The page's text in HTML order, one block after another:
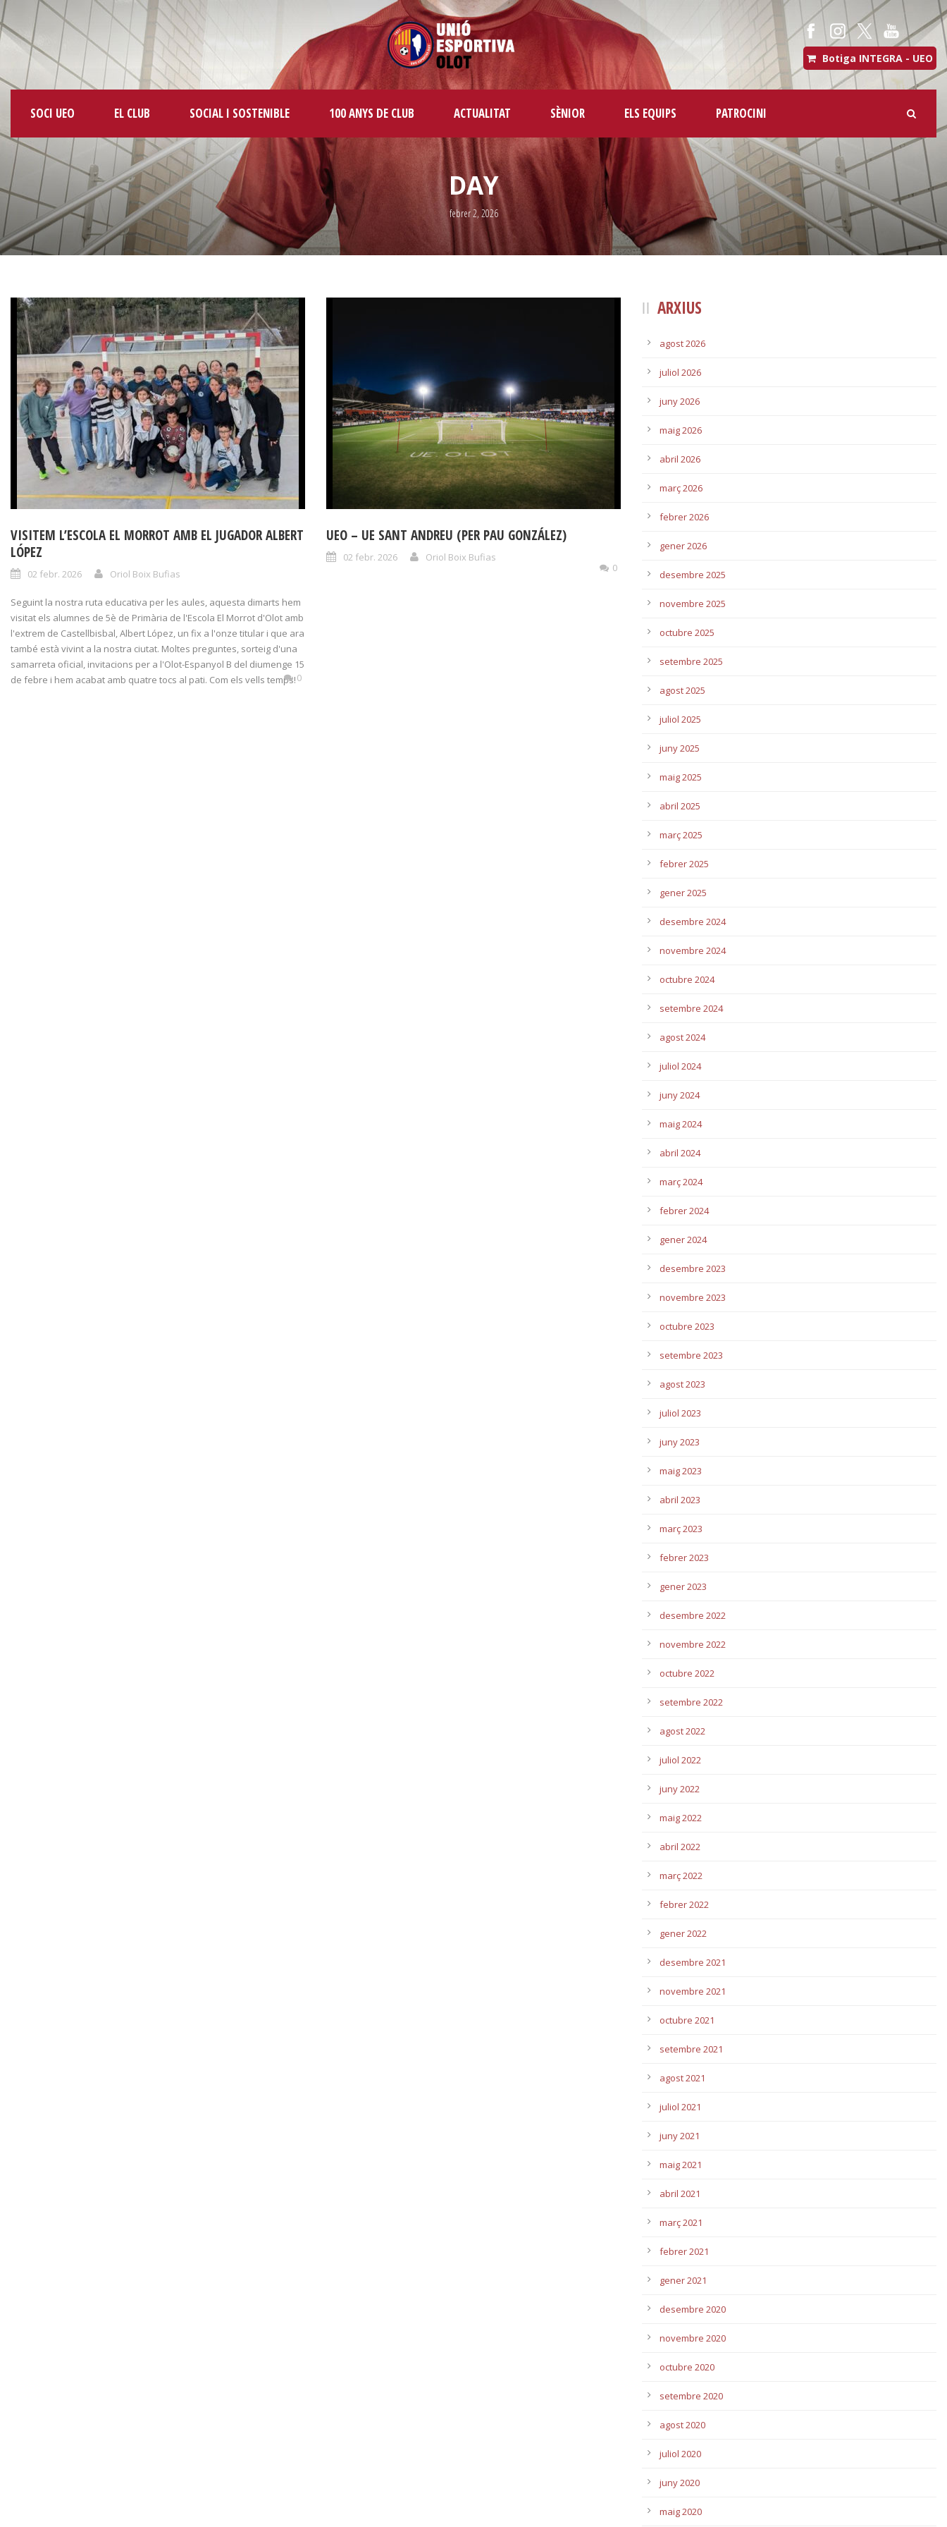
Botiga INTEGRA - UEO
SOCI UEO EL CLUB SOCIAL I SOSTENIBLE 100 ANYS DE CLUB ACTUALITAT SÈNIOR ELS EQUIPS PATROCINI
DAY
febrer 2, 2026
VISITEM L’ESCOLA EL MORROT AMB EL JUGADOR ALBERT
LÓPEZ
02 febr. 2026 Oriol Boix Bufias
Seguint la nostra ruta educativa per les aules, aquesta dimarts hem
visitat els alumnes de 5è de Primària de l'Escola El Morrot d'Olot amb
l'extrem de Castellbisbal, Albert López, un fix a l'onze titular i que ara
també està vivint a la nostra ciutat. Moltes preguntes, sorteig d'una
samarreta oficial, invitacions per a l'Olot-Espanyol B del diumenge 15
de febre i hem acabat amb quatre tocs al pati. Com els vells temps!0
UEO – UE SANT ANDREU (PER PAU GONZÁLEZ)
02 febr. 2026
Oriol Boix Bufias
0
ARXIUS
agost 2026
juliol 2026
juny 2026
maig 2026
abril 2026
març 2026
febrer 2026
gener 2026
desembre 2025
novembre 2025
octubre 2025
setembre 2025
agost 2025
juliol 2025
juny 2025
maig 2025
abril 2025
març 2025
febrer 2025
gener 2025
desembre 2024
novembre 2024
octubre 2024
setembre 2024
agost 2024
juliol 2024
juny 2024
maig 2024
abril 2024
març 2024
febrer 2024
gener 2024
desembre 2023
novembre 2023
octubre 2023
setembre 2023
agost 2023
juliol 2023
juny 2023
maig 2023
abril 2023
març 2023
febrer 2023
gener 2023
desembre 2022
novembre 2022
octubre 2022
setembre 2022
agost 2022
juliol 2022
juny 2022
maig 2022
abril 2022
març 2022
febrer 2022
gener 2022
desembre 2021
novembre 2021
octubre 2021
setembre 2021
agost 2021
juliol 2021
juny 2021
maig 2021
abril 2021
març 2021
febrer 2021
gener 2021
desembre 2020
novembre 2020
octubre 2020
setembre 2020
agost 2020
juliol 2020
juny 2020
maig 2020